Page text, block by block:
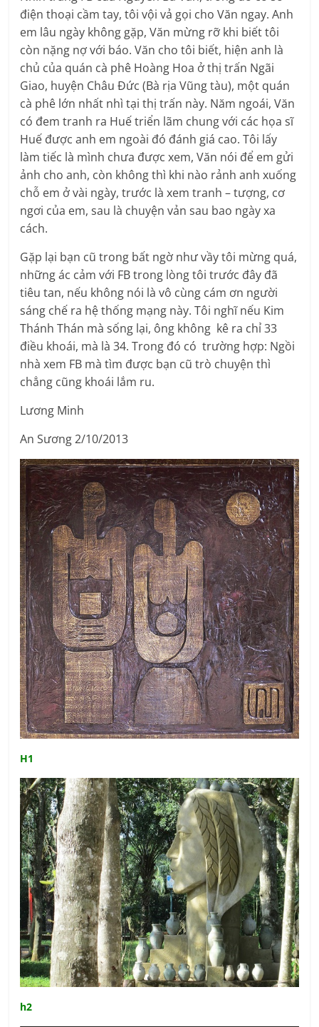
điện thoại cầm tay, tôi vội vả gọi cho Văn ngay. Anh
em lâu ngày không gặp, Văn mừng rỡ khi biết tôi
còn nặng nợ với báo. Văn cho tôi biết, hiện anh là
chủ của quán cà phê Hoàng Hoa ở thị trấn Ngãi
Giao, huyện Châu Đức (Bà rịa Vũng tàu), một quán
cà phê lớn nhất nhì tại thị trấn này. Năm ngoái, Văn
có đem tranh ra Huế triển lãm chung với các họa sĩ
Huế được anh em ngoài đó đánh giá cao. Tôi lấy
làm tiếc là mình chưa được xem, Văn nói để em gửi
ảnh cho anh, còn không thì khi nào rảnh anh xuống
chỗ em ở vài ngày, trước là xem tranh – tượng, cơ
ngơi của em, sau là chuyện vản sau bao ngày xa
cách.
Gặp lại bạn cũ trong bất ngờ như vầy tôi mừng quá,
những ác cảm với FB trong lòng tôi trước đây đã
tiêu tan, nếu không nói là vô cùng cám ơn người
sáng chế ra hệ thống mạng này. Tôi nghĩ nếu Kim
Thánh Thán mà sống lại, ông không kê ra chỉ 33
điều khoái, mà là 34. Trong đó có trường hợp: Ngồi
nhà xem FB mà tìm được bạn cũ trò chuyện thì
chẳng cũng khoái lắm ru.
Lương Minh
An Sương 2/10/2013
H1
h2